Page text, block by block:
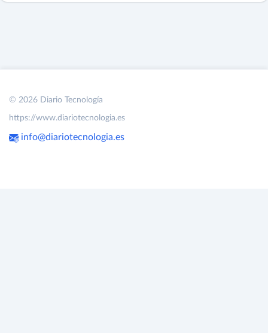
© 2026 Diario Tecnología
https://www.diariotecnologia.es
info@diariotecnologia.es